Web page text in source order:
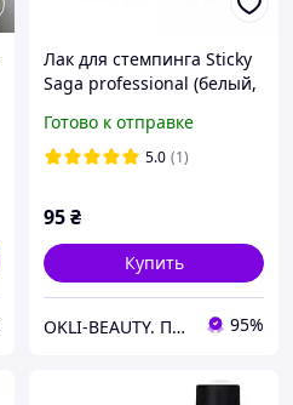
Лак для стемпинга Sticky
Saga professional (белый,
Готово к отправке
5.0 (1)
95₴
Купить
OKLI-BEAUTY. Продукция для мастеров маникюра и бровистов. 95%